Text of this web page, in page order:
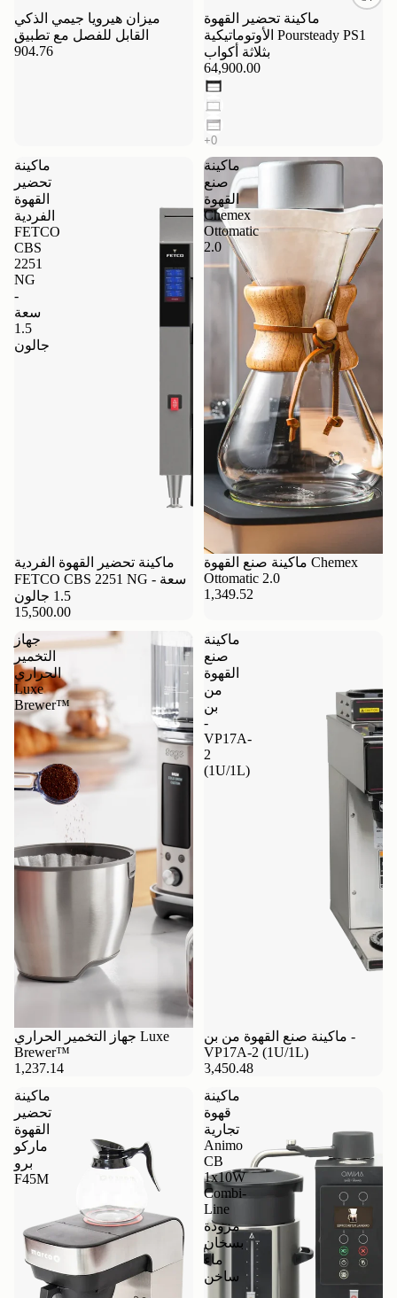
ميزان هيرويا جيمي الذكي
القابل للفصل مع تطبيق
904.76
ماكينة تحضير القهوة
الأوتوماتيكية Poursteady PS1
بثلاثة أكواب
64,900.00
ماكينة
تحضير
القهوة
الفردية
FETCO
CBS
2251
NG
-
سعة
1.5
جالون
ماكينة تحضير القهوة الفردية
FETCO CBS 2251 NG - سعة
1.5 جالون
15,500.00
ماكينة
صنع
القهوة
Chemex
Ottomatic
2.0
ماكينة صنع القهوة Chemex
Ottomatic 2.0
1,349.52
جهاز
التخمير
الحراري
Luxe
Brewer™
جهاز التخمير الحراري Luxe
Brewer™
1,237.14
ماكينة
صنع
القهوة
من
بن
-
VP17A-
2
(1U/1L)
ماكينة صنع القهوة من بن -
VP17A-2 (1U/1L)
3,450.48
ماكينة
تحضير
القهوة
ماركو
برو
F45M
ماكينة
قهوة
تجارية
Animo
CB
1x10W
Combi-
Line
مزودة
بسخان
ماء
ساخن